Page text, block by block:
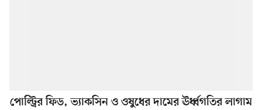
পোল্ট্রির ফিড, ভ্যাকসিন ও ওষুধের দামের ঊর্ধ্বগতির লাগাম